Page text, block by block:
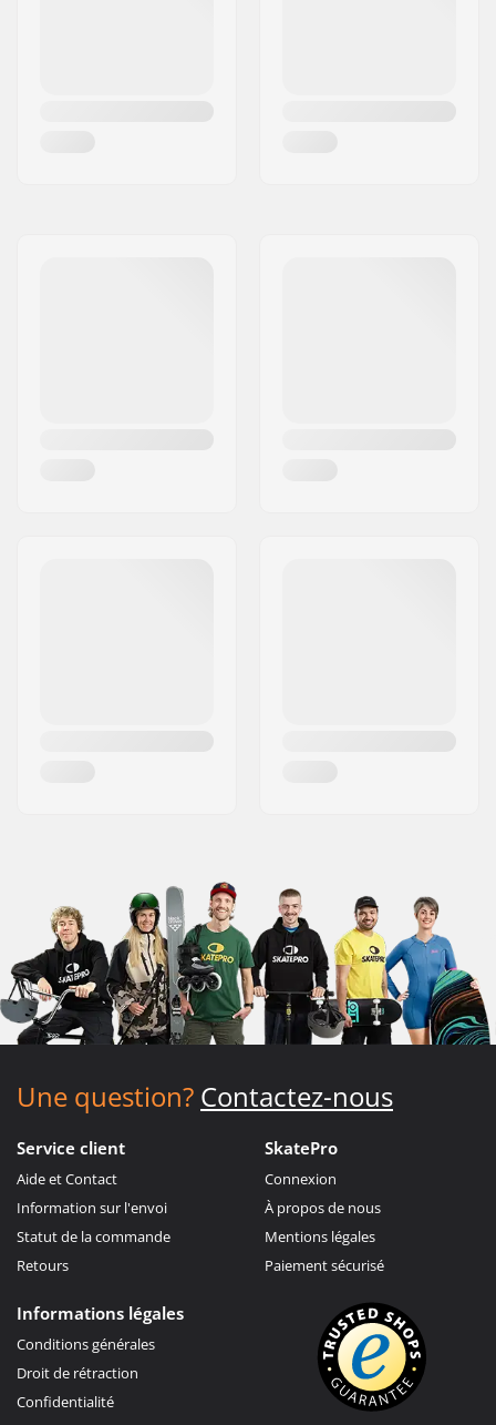
Une question? Contactez-nous
Service client
Aide et Contact
Information sur l'envoi
Statut de la commande
Retours
SkatePro
Connexion
À propos de nous
Mentions légales
Paiement sécurisé
Informations légales
Conditions générales
Droit de rétraction
Confidentialité